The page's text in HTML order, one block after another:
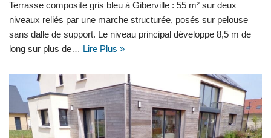
Terrasse composite gris bleu à Giberville : 55 m² sur deux
niveaux reliés par une marche structurée, posés sur pelouse
sans dalle de support. Le niveau principal développe 8,5 m de
long sur plus de… Lire Plus »